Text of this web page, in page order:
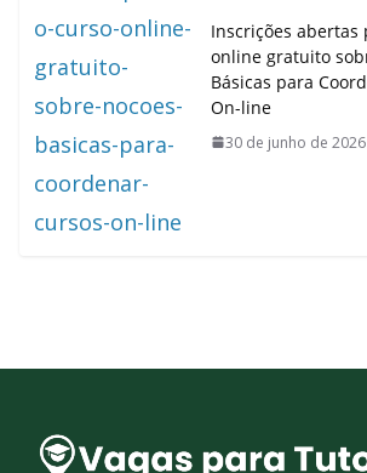
Inscrições abertas
online gratuito
Básicas para
On-line
30 de junho de 2026